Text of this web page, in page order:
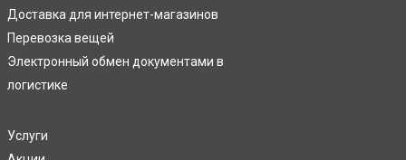
Доставка для интернет-магазинов
Перевозка вещей
Электронный обмен документами в
логистике
Услуги